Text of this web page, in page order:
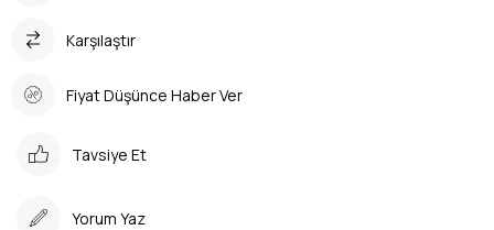
Karşılaştır
Fiyat Düşünce Haber Ver
Tavsiye Et
Yorum Yaz